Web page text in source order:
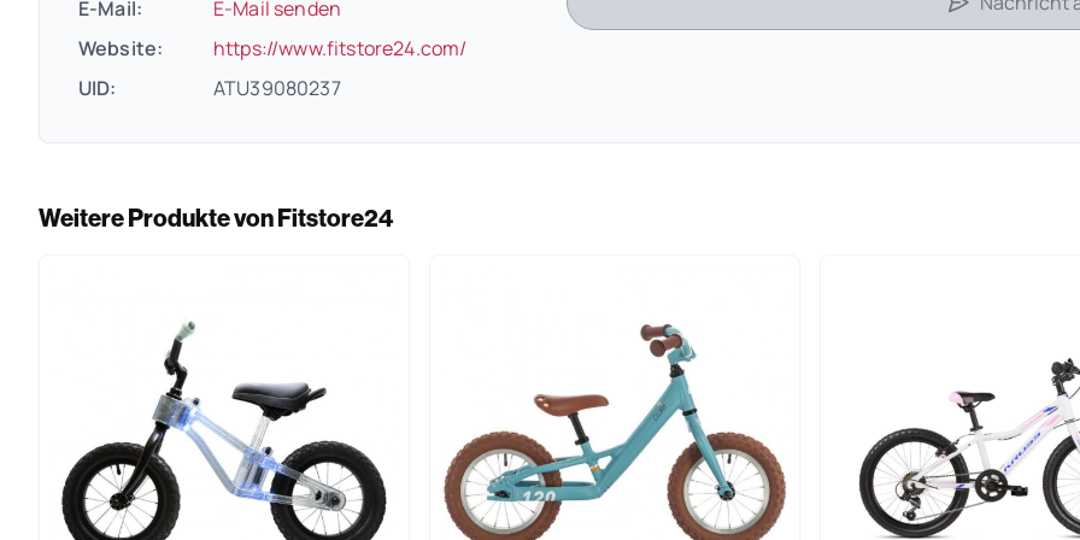
E-Mail:
E-Mail senden
Website:
https://www.fitstore24.com/
UID:
ATU39080237
Weitere Produkte von Fitstore24